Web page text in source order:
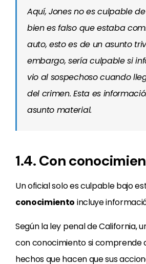
Aquí, Jones no es culpable
bien es falso que estaba
auto, esto es de un asunto
embargo, sería culpable si
vio al sospechoso cuando
del crimen. Esta es
asunto material.
1.4. Con
Un oficial solo es culpable bajo
conocimiento incluye
Según la ley penal de California,
con conocimiento si comprende
hechos que hacen que sus